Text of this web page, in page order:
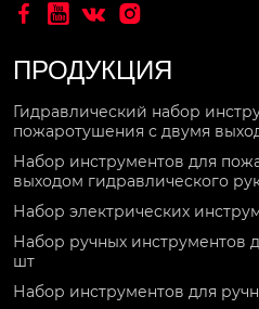
   
ПРОДУКЦИЯ
Гидравлический набор
пожаротушения с двумя
Набор инструментов для
выходом гидравлического
Набор электрических
Набор ручных инструментов
шт
Набор инструментов для